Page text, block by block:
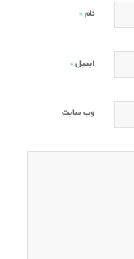
نام *
ایمیل *
وب‌ سایت